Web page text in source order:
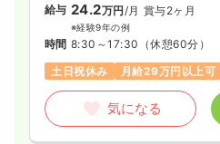
給与 24.2万円/月 賞与2ヶ月
※経験9年の例
時間 8:30～17:30 （休憩60分）
土日祝休み
月給29万円以上可
気になる